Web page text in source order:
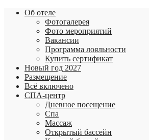
Об отеле
Фотогалерея
Фото мероприятий
Вакансии
Программа лояльности
Купить сертификат
Новый год 2027
Размещение
Всё включено
СПА-центр
Дневное посещение
Спа
Массаж
Открытый бассейн